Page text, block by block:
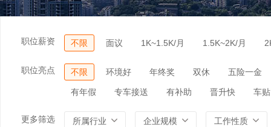
职位薪资 不限 面议 1K~1.5K/月 1.5K~2K/月
职位亮点 不限 环境好 年终奖 双休 五险一金
有年假 专车接送 有补助 晋升快 车贴
更多筛选 所属行业 企业规模 工作性质